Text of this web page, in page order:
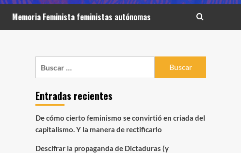
Memoria Feminista feministas autónomas
Entradas recientes
De cómo cierto feminismo se convirtió en criada del
capitalismo. Y la manera de rectificarlo
Descifrar la propaganda de Dictaduras (y